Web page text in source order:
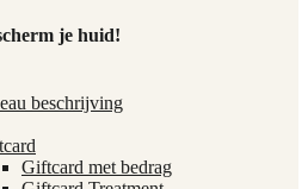
je huid!
beschrijving
Giftcard met bedrag